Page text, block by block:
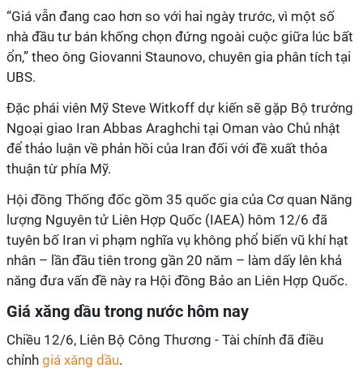
“Giá vẫn đang cao hơn so với hai ngày trước, vì một số
nhà đầu tư bán khống chọn đứng ngoài cuộc giữa lúc bất
ổn,” theo ông Giovanni Staunovo, chuyên gia phân tích tại
UBS.
Đặc phái viên Mỹ Steve Witkoff dự kiến sẽ gặp Bộ trưởng
Ngoại giao Iran Abbas Araghchi tại Oman vào Chủ nhật
để thảo luận về phản hồi của Iran đối với đề xuất thỏa
thuận từ phía Mỹ.
Hội đồng Thống đốc gồm 35 quốc gia của Cơ quan Năng
lượng Nguyên tử Liên Hợp Quốc (IAEA) hôm 12/6 đã
tuyên bố Iran vi phạm nghĩa vụ không phổ biến vũ khí hạt
nhân – lần đầu tiên trong gần 20 năm – làm dấy lên khả
năng đưa vấn đề này ra Hội đồng Bảo an Liên Hợp Quốc.
Giá xăng dầu trong nước hôm nay
Chiều 12/6, Liên Bộ Công Thương - Tài chính đã điều
chỉnh giá xăng dầu.